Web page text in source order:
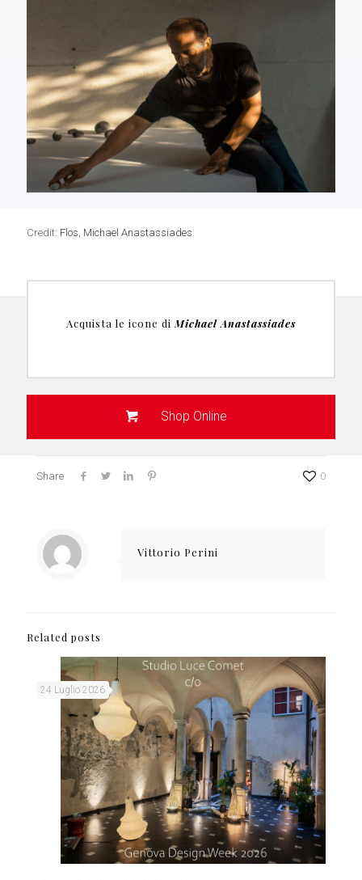
Credit: Flos Michael Anastassiades
Acquista le icone di Michael Anastassiades
Shop Online
Share 0
Vittorio Perini
Related posts
24 Luglio 2026